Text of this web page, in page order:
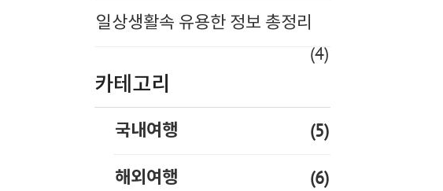
일상생활속 유용한 정보 총정리
(4)
카테고리
국내여행 (5)
해외여행 (6)